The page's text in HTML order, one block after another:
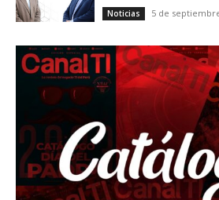
Noticias 5 de